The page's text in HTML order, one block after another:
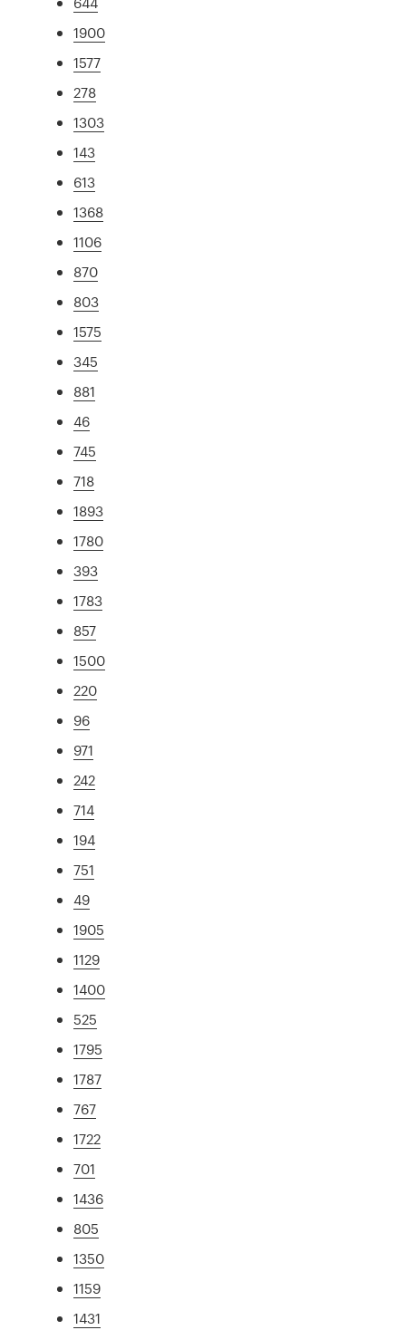
1900
1577
278
1303
143
613
1368
1106
870
803
1575
345
881
46
745
718
1893
1780
393
1783
857
1500
220
96
971
242
714
194
751
49
1905
1129
1400
525
1795
1787
767
1722
701
1436
805
1350
1159
1431